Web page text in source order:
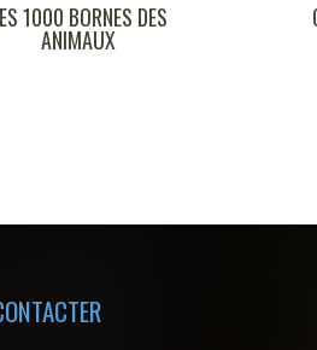
1000 BORNES DES
ANIMAUX